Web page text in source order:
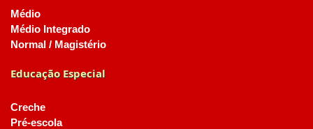
Médio
Médio Integrado
Normal / Magistério
Educação Especial
Creche
Pré-escola